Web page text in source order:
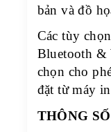
bản và đồ
Các tùy
Bluetooth
chọn cho
đặt từ máy
THÔNG